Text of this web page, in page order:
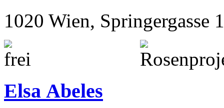
1020 Wien, Springergasse
Elsa Abeles